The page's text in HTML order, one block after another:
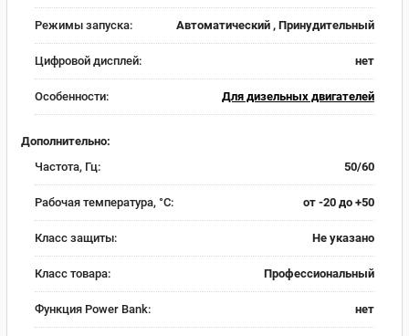
Режимы запуска: Автоматический , Принудительный
Цифровой дисплей: нет
Особенности: Для дизельных двигателей
Дополнительно:
Частота, Гц:
50/60
Рабочая температура, °C: от -20 до +50
Класс защиты: Не указано
Класс товара: Профессиональный
Функция Power Bank: нет